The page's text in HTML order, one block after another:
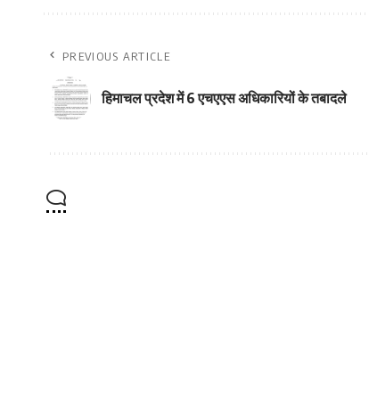
PREVIOUS ARTICLE
हिमाचल प्रदेश में 6 एचएएस अधिकारियों के तबादले